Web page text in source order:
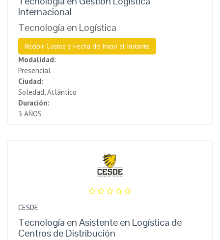
Internacional
Tecnología en Logística
Recibir Costos y Fecha de Inicio al Instante
Modalidad:
Presencial
Ciudad:
Soledad, Atlántico
Duración:
3 AÑOS
CESDE
Tecnología en Asistente en Logística de
Centros de Distribución